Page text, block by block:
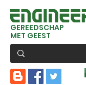
GEREEDSCHAP
MET GEEST